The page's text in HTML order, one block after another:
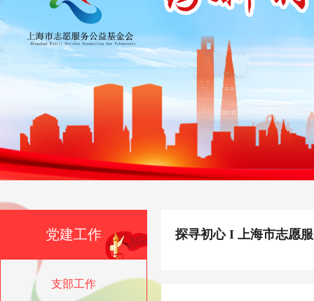
党建工作
支部工作
探寻初心 I 上海市志愿